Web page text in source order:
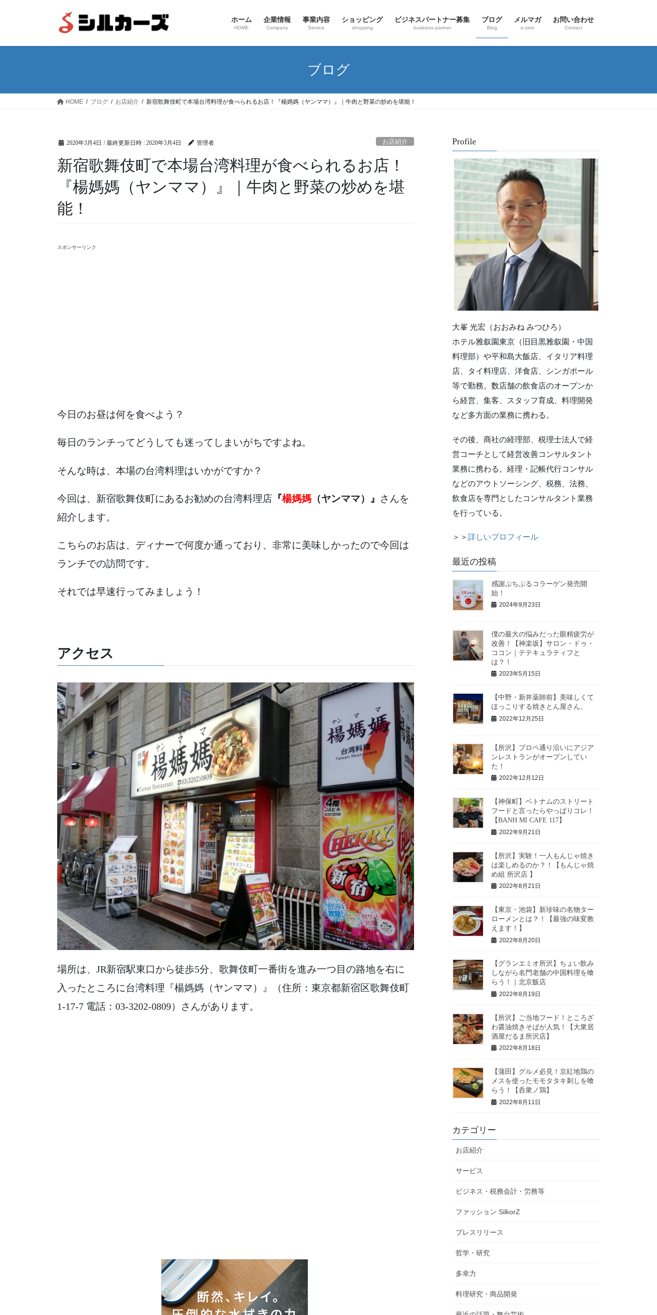
ホーム
HOME
企業情報
Company
事業内容
Service
ショッピング
shopping
ビジネスパートナー募集
business partner
ブログ
Blog
メルマガ
e-zine
お問い合わせ
Contact
ブログ
HOME ブログ お店紹介 新宿歌舞伎町で本場台湾料理が食べられるお店！『楊媽媽（ヤンママ）』｜牛肉と野菜の炒めを堪能！
2020年3月4日 / 最終更新日時 : 2020年3月4日 管理者 お店紹介
新宿歌舞伎町で本場台湾料理が食べられるお店！
『楊媽媽（ヤンママ）』｜牛肉と野菜の炒めを堪
能！
スポンサーリンク
今日のお昼は何を食べよう？
毎日のランチってどうしても迷ってしまいがちですよね。
そんな時は、本場の台湾料理はいかがですか？
今回は、新宿歌舞伎町にあるお勧めの台湾料理店 『楊媽媽 （ヤンママ）』 さんを
紹介します。
こちらのお店は、ディナーで何度か通っており、非常に美味しかったので今回は
ランチでの訪問です。
それでは早速行ってみましょう！
アクセス
場所は、JR新宿駅東口から徒歩5分、歌舞伎町一番街を進み一つ目の路地を右に
入ったところに台湾料理『楊媽媽（ヤンママ）』（住所：東京都新宿区歌舞伎町
1-17-7 電話：03-3202-0809）さんがあります。
Profile
大峯 光宏（おおみね みつひろ）
ホテル雅叙園東京（旧目黒雅叙園・中国
料理部）や平和島大飯店、イタリア料理
店、タイ料理店、洋食店、シンガポール
等で勤務。数店舗の飲食店のオープンか
ら経営、集客、スタッフ育成、料理開発
など多方面の業務に携わる。
その後、商社の経理部、税理士法人で経
営コーチとして経営改善コンサルタント
業務に携わる。経理・記帳代行コンサル
などのアウトソーシング、税務、法務、
飲食店を専門としたコンサルタント業務
を行っている。
＞＞詳しいプロフィール
最近の投稿
感謝ぷちぷるコラーゲン発売開
始！
2024年9月23日
僕の最大の悩みだった眼精疲労が
改善！【神楽坂】サロン・ドゥ・
ココン｜テテキュラティフと
は？！
2023年5月15日
【中野・新井薬師前】美味しくて
ほっこりする焼きとん屋さん。
2022年12月25日
【所沢】プロペ通り沿いにアジア
ンレストランがオープンしてい
た！
2022年12月12日
【神保町】ベトナムのストリート
フードと言ったらやっぱりコレ！
【BANH MI CAFE 117】
2022年9月21日
【所沢】実験！一人もんじゃ焼き
は楽しめるのか？！【もんじゃ焼
め組 所沢店 】
2022年8月21日
【東京・池袋】新珍味の名物ター
ローメンとは？！【最強の味変教
えます！】
2022年8月20日
【グランエミオ所沢】ちょい飲み
しながら名門老舗の中国料理を喰
らう！｜北京飯店
2022年8月19日
【所沢】ご当地フード！ところざ
わ醤油焼きそばが人気！【大衆居
酒屋だるま所沢店】
2022年8月18日
【蒲田】グルメ必見！京紅地鶏の
メスを使ったモモタタキ刺しを喰
らう！【呑衆ノ鶏】
2022年8月11日
カテゴリー
お店紹介
サービス
ビジネス・税務会計・労務等
ファッション SilkorZ
プレスリリース
哲学・研究
多幸力
料理研究・商品開発